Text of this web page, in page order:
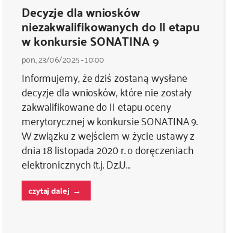
Decyzje dla wniosków
niezakwalifikowanych do II etapu
w konkursie SONATINA 9
pon., 23/06/2025 - 10:00
Informujemy, że dziś zostaną wysłane
decyzje dla wniosków, które nie zostały
zakwalifikowane do II etapu oceny
merytorycznej w konkursie SONATINA 9.
W związku z wejściem w życie ustawy z
dnia 18 listopada 2020 r. o doręczeniach
elektronicznych (t.j. Dz.U…
czytaj dalej